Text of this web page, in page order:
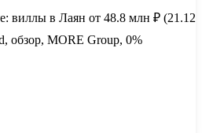
виллы в Лаян от 48.8 млн ₽ (21.12
обзор, MORE Group, 0%